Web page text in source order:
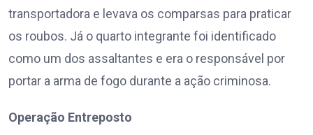
transportadora e levava os comparsas para praticar
os roubos. Já o quarto integrante foi identificado
como um dos assaltantes e era o responsável por
portar a arma de fogo durante a ação criminosa.
Operação Entreposto